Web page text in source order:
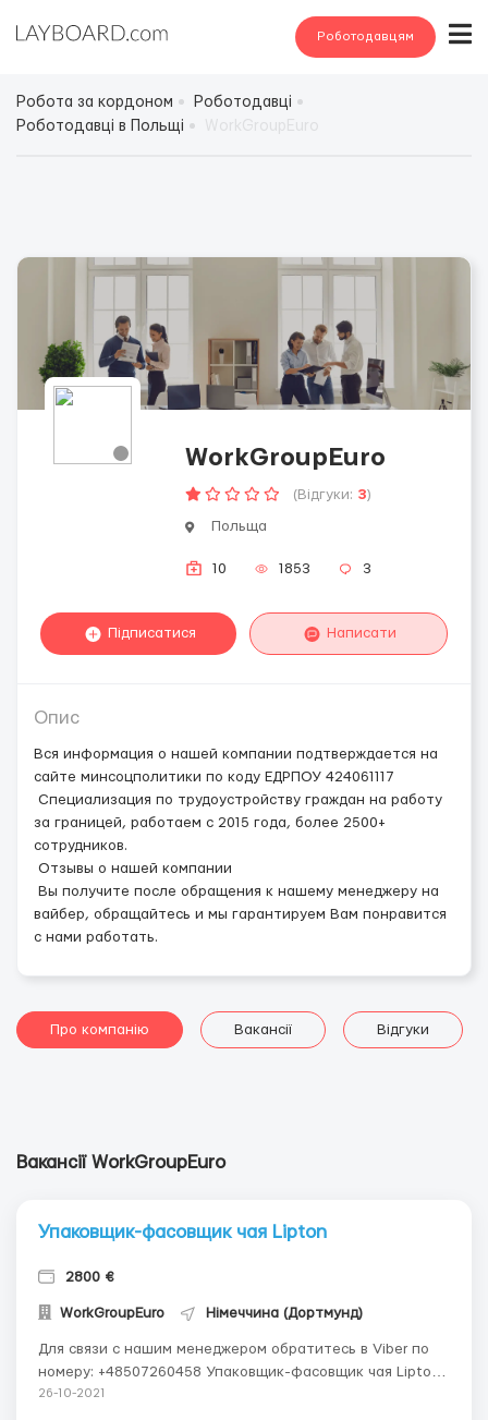
Роботодавцям
Робота за кордоном
Роботодавці
Роботодавці в Польщі
WorkGroupEuro
(Відгуки: 3)
Польща
10 1853 3
Підписатися Написати
Опис
Вся информация о нашей компании подтверждается на
сайте минсоцполитики по коду ЕДРПОУ 424061117
Специализация по трудоустройству граждан на работу
за границей, работаем с 2015 года, более 2500+
сотрудников.
Отзывы о нашей компании
Вы получите после обращения к нашему менеджеру на
вайбер, обращайтесь и мы гарантируем Вам понравится
с нами работать.
Про компанію Вакансії Відгуки
Вакансії WorkGroupEuro
Упаковщик-фасовщик чая Lipton
2800 €
WorkGroupEuro Німеччина (Дортмунд)
Для связи с нашим менеджером обратитесь в Viber по
номеру: +48507260458 Упаковщик-фасовщик чая Lipton
Описание вакансии Упаковка чая на фабрике Lipton
26-10-2021